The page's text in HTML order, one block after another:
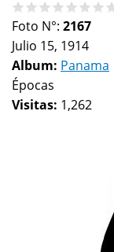
Foto N°: 2167
Julio 15, 1914
Album: Panama
Épocas
Visitas: 1,262